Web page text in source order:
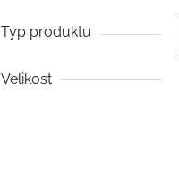
Typ produktu
Velikost